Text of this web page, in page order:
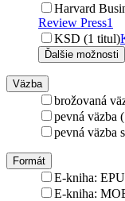
Harvard
Review Press1
KSD (1 titul)
Ďalšie možnosti
Väzba
brožovaná
pevná väzba
pevná väzba
Formát
E-kniha:
E-kniha: